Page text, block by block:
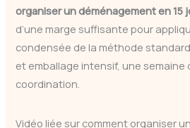
organiser un déménagement en 15
d’une marge suffisante pour
condensée de la méthode
et emballage intensif, une
coordination.
Vidéo liée sur comment organiser